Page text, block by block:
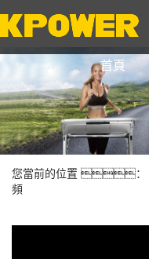
首頁
您當前的位置 ：
頻